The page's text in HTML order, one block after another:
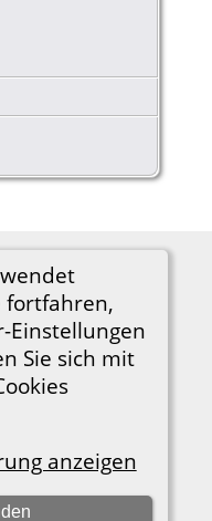
fortfahren,
Einstellungen
Sie sich mit
anzeigen